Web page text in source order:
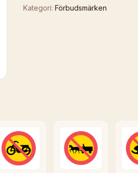
Kategori: Förbudsmärken